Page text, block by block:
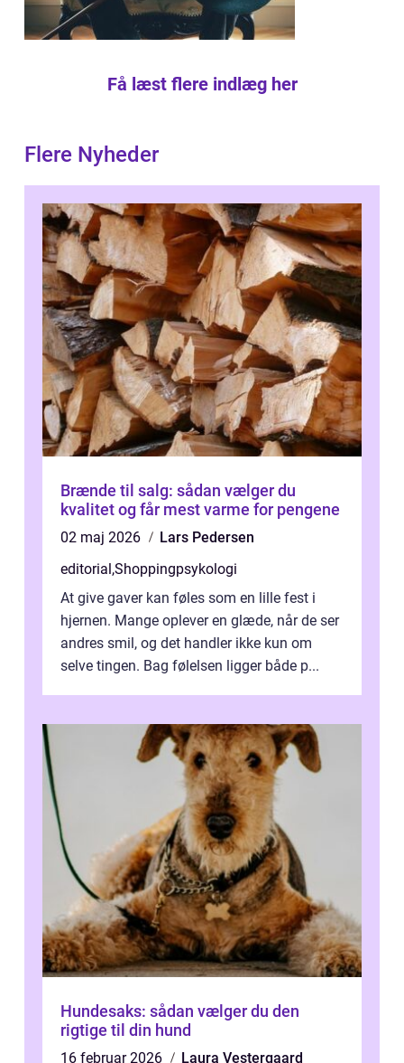
Få læst flere indlæg her
Flere Nyheder
Brænde til salg: sådan vælger du
kvalitet og får mest varme for pengene
02 maj 2026
Lars Pedersen
editorial,Shoppingpsykologi
At give gaver kan føles som en lille fest i
hjernen. Mange oplever en glæde, når de ser
andres smil, og det handler ikke kun om
selve tingen. Bag følelsen ligger både p...
Hundesaks: sådan vælger du den
rigtige til din hund
16 februar 2026 Laura Vestergaard